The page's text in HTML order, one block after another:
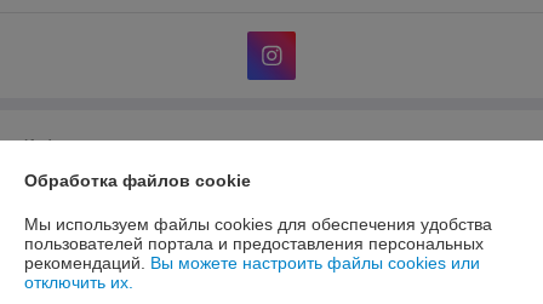
Информация для покупателя
Юридическое лицо:Общество с ограниченной ответственностью
220012, г. Минск, ул. Чернышевского, 8, каб. 23
Регистрационный номер ЕГР: 193488165
Обработка файлов cookie
Мы используем файлы cookies для обеспечения удобства
пользователей портала и предоставления персональных
рекомендаций. Вы можете настроить файлы cookies или
отключить их.